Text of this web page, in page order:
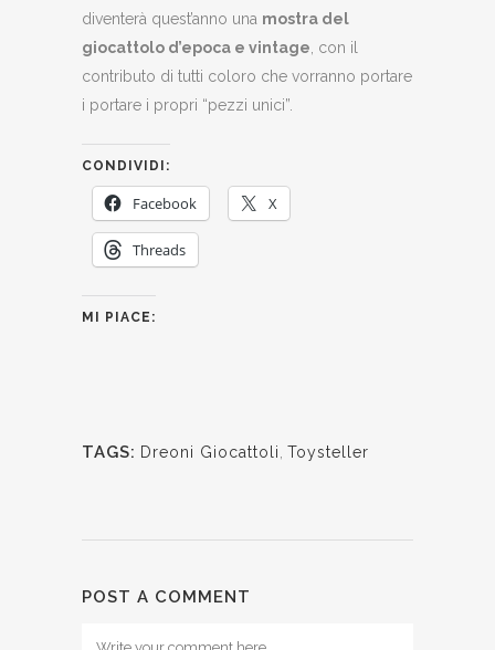
diventerà quest’anno una mostra del
giocattolo d’epoca e vintage , con il
contributo di tutti coloro che vorranno portare
i portare i propri “pezzi unici”.
CONDIVIDI:
Facebook X
Threads
MI PIACE:
TAGS: Dreoni Giocattoli Toysteller
POST A COMMENT